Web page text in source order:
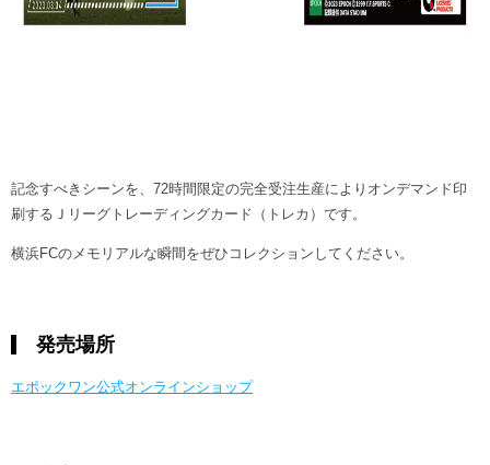
記念すべきシーンを、72時間限定の完全受注生産によりオンデマンド印
刷するＪリーグトレーディングカード（トレカ）です。
横浜FCのメモリアルな瞬間をぜひコレクションしてください。
発売場所
エポックワン公式オンラインショップ